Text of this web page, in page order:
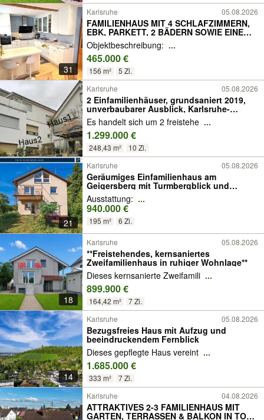
31
Karlsruhe 05.08.2026
FAMILIENHAUS MIT 4 SCHLAFZIMMERN,
EBK, PARKETT, 2 BÄDERN SOWIE EINEM
MINIGARTEN
Objektbeschreibung: ...
465.000 €
156 m²
5 Zi.
Karlsruhe
05.08.2026
2 Einfamilienhäuser, grundsaniert 2019,
unverbaubarer Ausblick, Karlsruhe-
Knielingen - Privatverkauf
Es handelt sich um 2 freistehe ...
1.299.000 €
248,43 m² 10 Zi.
21
Karlsruhe 05.08.2026
Geräumiges Einfamilienhaus am
Geigersberg mit Turmbergblick und
Garten
Ausstattung: ...
940.000 €
195 m² 6 Zi.
18
Karlsruhe 05.08.2026
**Freistehendes, kernsaniertes
Zweifamilienhaus in ruhiger Wohnlage**
Dieses kernsanierte Zweifamili ...
899.900 €
164,42 m² 7 Zi.
14
Karlsruhe 05.08.2026
Bezugsfreies Haus mit Aufzug und
beeindruckendem Fernblick
Dieses gepflegte Haus vereint ...
1.685.000 €
333 m²
7 Zi.
Karlsruhe
04.08.2026
ATTRAKTIVES 2-3 FAMILIENHAUS MIT
GARTEN, TERRASSEN & BALKON IN TOP-